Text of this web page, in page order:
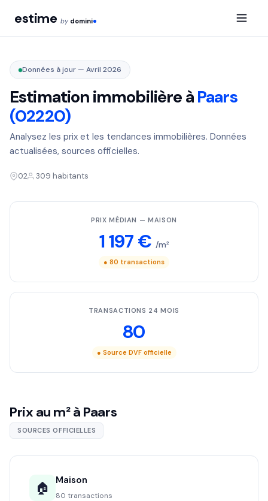
estime by domini
Données à jour — Avril 2026
Estimation immobilière àPaars
(02220)
Analysez les prix et les tendances immobilières. Données
actualisées, sources officielles.
02 309 habitants
PRIX MÉDIAN — MAISON
1 197 € /m²
● 80 transactions
TRANSACTIONS 24 MOIS
80
● Source DVF officielle
Prix au m² à Paars
SOURCES OFFICIELLES
🏠 Maison
80 transactions